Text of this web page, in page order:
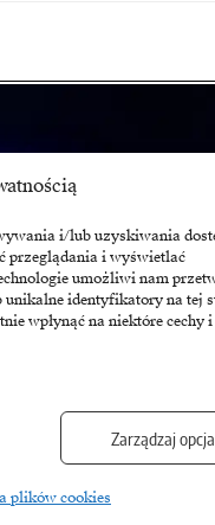
i/lub uzyskiwania
przeglądania i wyświetlać
umożliwi nam
unikalne identyfikatory na tej
wpłynąć na niektóre cechy
Zarządzaj
plików cookies